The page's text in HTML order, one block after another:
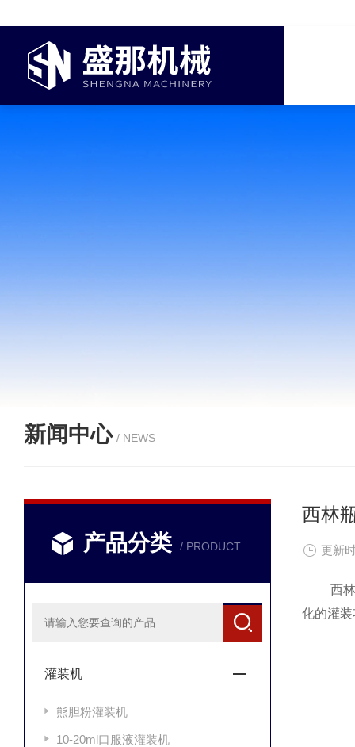
新闻中心 / NEWS
产品分类 / PRODUCT
灌装机
熊胆粉灌装机
10-20ml口服液灌装机
西林
更新
西林瓶
化的灌